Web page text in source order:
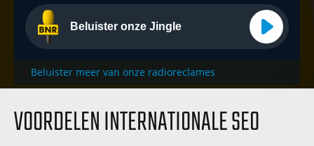
Beluister onze Jingle
Beluister meer van onze radioreclames
VOORDELEN INTERNATIONALE SEO